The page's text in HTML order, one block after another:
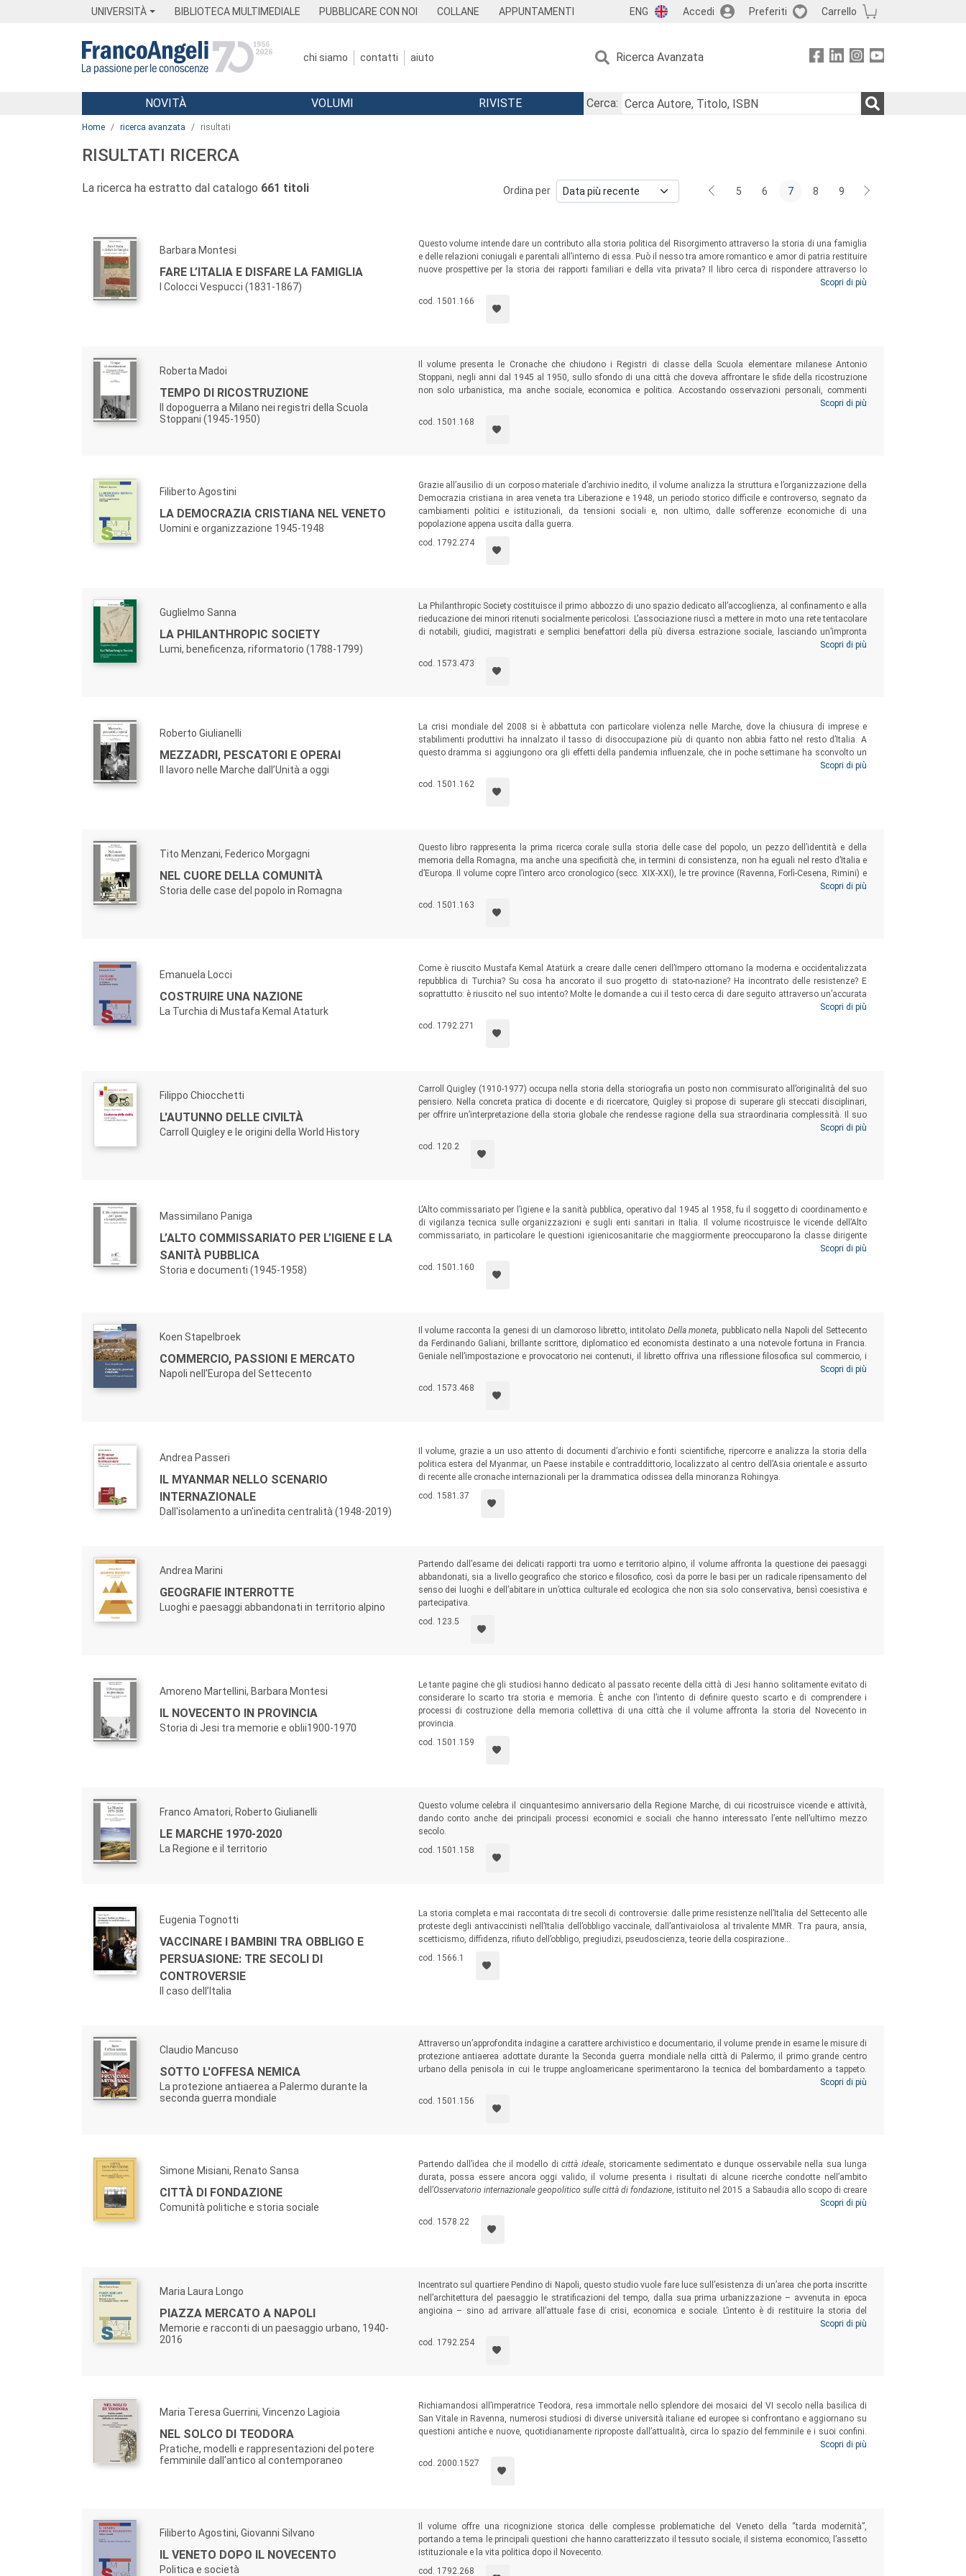
UNIVERSITÀ BIBLIOTECA MULTIMEDIALE PUBBLICARE CON NOI COLLANE APPUNTAMENTI ENG Accedi Preferiti Carrello
chi siamo contatti aiuto Ricerca Avanzata
Menu
NOVITÀ VOLUMI RIVISTE
Cerca:
Home ricerca avanzata risultati
RISULTATI RICERCA
La ricerca ha estratto dal catalogo 661 titoli Ordina per 5 6 7 8 9
Barbara Montesi
FARE L’ITALIA E DISFARE LA FAMIGLIA
I Colocci Vespucci (1831-1867)
Questo volume intende dare un contributo alla storia politica del Risorgimento attraverso la storia di una famiglia
e delle relazioni coniugali e parentali all’interno di essa. Può il nesso tra amore romantico e amor di patria restituire
nuove prospettive per la storia dei rapporti familiari e della vita privata? Il libro cerca di rispondere attraverso lo
studio del ricchissimo archivio Colocci Vespucci, famiglia di cui si ripercorrono le vicende dal 1831 al 1867.Scopri di più
cod. 1501.166
Roberta Madoi
TEMPO DI RICOSTRUZIONE
Il dopoguerra a Milano nei registri della Scuola
Stoppani (1945-1950)
Il volume presenta le Cronache che chiudono i Registri di classe della Scuola elementare milanese Antonio
Stoppani, negli anni dal 1945 al 1950, sullo sfondo di una città che doveva affrontare le sfide della ricostruzione
non solo urbanistica, ma anche sociale, economica e politica. Accostando osservazioni personali, commenti
confidenziali e obiettivi didattici da raggiungere, questi scritti aprono uno spiraglio inedito sulle condizioni di vita
degli allievi e delle loro famiglie in anni cruciali per la storia della nuova Italia democratica.
Scopri di più
cod. 1501.168
Filiberto Agostini
LA DEMOCRAZIA CRISTIANA NEL VENETO
Uomini e organizzazione 1945-1948
Grazie all’ausilio di un corposo materiale d’archivio inedito, il volume analizza la struttura e l’organizzazione della
Democrazia cristiana in area veneta tra Liberazione e 1948, un periodo storico difficile e controverso, segnato da
cambiamenti politici e istituzionali, da tensioni sociali e, non ultimo, dalle sofferenze economiche di una
popolazione appena uscita dalla guerra.
cod. 1792.274
Guglielmo Sanna
LA PHILANTHROPIC SOCIETY
Lumi, beneficenza, riformatorio (1788-1799)
La Philanthropic Society costituisce il primo abbozzo di uno spazio dedicato all’accoglienza, al confinamento e alla
rieducazione dei minori ritenuti socialmente pericolosi. L’associazione riuscì a mettere in moto una rete tentacolare
di notabili, giudici, magistrati e semplici benefattori della più diversa estrazione sociale, lasciando un’impronta
indelebile nel dibattito britannico sette-ottocentesco. I moderni riformatori erano di là da venire, ma una strada
importante cominciava già a essere tracciata.
Scopri di più
cod. 1573.473
Roberto Giulianelli
MEZZADRI, PESCATORI E OPERAI
Il lavoro nelle Marche dall’Unità a oggi
La crisi mondiale del 2008 si è abbattuta con particolare violenza nelle Marche, dove la chiusura di imprese e
stabilimenti produttivi ha innalzato il tasso di disoccupazione più di quanto non abbia fatto nel resto d’Italia. A
questo dramma si aggiungono ora gli effetti della pandemia influenzale, che in poche settimane ha sconvolto un
assetto già precario, con previsioni ben peggiori per i mesi a venire. Un motivo per riflettere sulla lunga strada
percorsa dal lavoro nelle Marche a partire dall’Unità.
Scopri di più
cod. 1501.162
Tito Menzani, Federico Morgagni
NEL CUORE DELLA COMUNITÀ
Storia delle case del popolo in Romagna
Questo libro rappresenta la prima ricerca corale sulla storia delle case del popolo, un pezzo dell’identità e della
memoria della Romagna, ma anche una specificità che, in termini di consistenza, non ha eguali nel resto d’Italia e
d’Europa. Il volume copre l’intero arco cronologico (secc. XIX-XXI), le tre province (Ravenna, Forlì-Cesena, Rimini) e
soprattutto tutte le culture politiche (comunista, socialista, repubblicana, e in misura minore cattolica e anarchica)
che hanno contribuito alla fioritura di questi luoghi di aggregazione.
Scopri di più
cod. 1501.163
Emanuela Locci
COSTRUIRE UNA NAZIONE
La Turchia di Mustafa Kemal Ataturk
Come è riuscito Mustafa Kemal Atatürk a creare dalle ceneri dell’Impero ottomano la moderna e occidentalizzata
repubblica di Turchia? Su cosa ha ancorato il suo progetto di stato-nazione? Ha incontrato delle resistenze? E
soprattutto: è riuscito nel suo intento? Molte le domande a cui il testo cerca di dare seguito attraverso un’accurata
indagine storica, che mette in evidenza la controversa figura di Atatürk – il padre della patria per alcuni, un despota
secondo altri –, la cui biografia politica fa da dorsale al volume.
Scopri di più
cod. 1792.271
Filippo Chiocchetti
L'AUTUNNO DELLE CIVILTÀ
Carroll Quigley e le origini della World History
Carroll Quigley (1910-1977) occupa nella storia della storiografia un posto non commisurato all’originalità del suo
pensiero. Nella concreta pratica di docente e di ricercatore, Quigley si propose di superare gli steccati disciplinari,
per offrire un’interpretazione della storia globale che rendesse ragione della sua straordinaria complessità. Il suo
racconto della storia globale, dominata dal capitalismo finanziario a cavallo tra Otto e Novecento, apre degli
squarci sulla nostra contemporaneità che Quigley ci invita a leggere con le sue feconde categorie interpretative.
Scopri di più
cod. 120.2
Massimilano Paniga
L’ALTO COMMISSARIATO PER L’IGIENE E LA
SANITÀ PUBBLICA
Storia e documenti (1945-1958)
L’Alto commissariato per l’igiene e la sanità pubblica, operativo dal 1945 al 1958, fu il soggetto di coordinamento e
di vigilanza tecnica sulle organizzazioni e sugli enti sanitari in Italia. Il volume ricostruisce le vicende dell’Alto
commissariato, in particolare le questioni igienicosanitarie che maggiormente preoccuparono la classe dirigente
italiana, e presenta una raccolta dei principali documenti relativi all’Acis, dalla legge istitutiva al decreto di
affidamento delle specifiche competenze, dalle disposizioni per i malati di tubercolosi alla proposta di legge poi
sfociata nella formazione del Ministero della Sanità.
Scopri di più
cod. 1501.160
Koen Stapelbroek
COMMERCIO, PASSIONI E MERCATO
Napoli nell'Europa del Settecento
Il volume racconta la genesi di un clamoroso libretto, intitolato Della moneta, pubblicato nella Napoli del Settecento
da Ferdinando Galiani, brillante scrittore, diplomatico ed economista destinato a una notevole fortuna in Francia.
Geniale nell’impostazione e provocatorio nei contenuti, il libretto offriva una riflessione filosofica sul commercio, i
suoi sviluppi e l’eco internazionale, spiegando come le ragioni di questa fortuna vadano rintracciate nell’idea che
l’uso della moneta e persino la sua svalutazione fossero di per sé non solo naturali ma persino morali.
Scopri di più
cod. 1573.468
Andrea Passeri
IL MYANMAR NELLO SCENARIO
INTERNAZIONALE
Dall'isolamento a un'inedita centralità (1948-2019)
Il volume, grazie a un uso attento di documenti d’archivio e fonti scientifiche, ripercorre e analizza la storia della
politica estera del Myanmar, un Paese instabile e contraddittorio, localizzato al centro dell’Asia orientale e assurto
di recente alle cronache internazionali per la drammatica odissea della minoranza Rohingya.
cod. 1581.37
Andrea Marini
GEOGRAFIE INTERROTTE
Luoghi e paesaggi abbandonati in territorio alpino
Partendo dall’esame dei delicati rapporti tra uomo e territorio alpino, il volume affronta la questione dei paesaggi
abbandonati, sia a livello geografico che storico e filosofico, così da porre le basi per un radicale ripensamento del
senso dei luoghi e dell’abitare in un’ottica culturale ed ecologica che non sia solo conservativa, bensì coesistiva e
partecipativa.
cod. 123.5
Amoreno Martellini, Barbara Montesi
IL NOVECENTO IN PROVINCIA
Storia di Jesi tra memorie e oblii1900-1970
Le tante pagine che gli studiosi hanno dedicato al passato recente della città di Jesi hanno solitamente evitato di
considerare lo scarto tra storia e memoria. È anche con l’intento di definire questo scarto e di comprendere i
processi di costruzione della memoria collettiva di una città che il volume affronta la storia del Novecento in
provincia.
cod. 1501.159
Franco Amatori, Roberto Giulianelli
LE MARCHE 1970-2020
La Regione e il territorio
Questo volume celebra il cinquantesimo anniversario della Regione Marche, di cui ricostruisce vicende e attività,
dando conto anche dei principali processi economici e sociali che hanno interessato l’ente nell’ultimo mezzo
secolo.
cod. 1501.158
Eugenia Tognotti
VACCINARE I BAMBINI TRA OBBLIGO E
PERSUASIONE: TRE SECOLI DI
CONTROVERSIE
Il caso dell’Italia
La storia completa e mai raccontata di tre secoli di controversie: dalle prime resistenze nell’Italia del Settecento alle
proteste degli antivaccinisti nell’Italia dell’obbligo vaccinale, dall’antivaiolosa al trivalente MMR. Tra paura, ansia,
scetticismo, diffidenza, rifiuto dell’obbligo, pregiudizi, pseudoscienza, teorie della cospirazione…
cod. 1566.1
Claudio Mancuso
SOTTO L'OFFESA NEMICA
La protezione antiaerea a Palermo durante la
seconda guerra mondiale
Attraverso un’approfondita indagine a carattere archivistico e documentario, il volume prende in esame le misure di
protezione antiaerea adottate durante la Seconda guerra mondiale nella città di Palermo, il primo grande centro
urbano della penisola in cui le truppe angloamericane sperimentarono la tecnica del bombardamento a tappeto.
L’inedita ricostruzione dello scenario bellico palermitano consente alla storiografia di riflettere sullo scarto
esistente, nel totalitarismo fascista, tra l’emanazione dei provvedimenti legislativi da parte dell’autorità centrale e
l’effettiva attuazione di tali misure su base locale.
Scopri di più
cod. 1501.156
Simone Misiani, Renato Sansa
CITTÀ DI FONDAZIONE
Comunità politiche e storia sociale
Partendo dall’idea che il modello dicittà ideale, storicamente sedimentato e dunque osservabile nella sua lunga
durata, possa essere ancora oggi valido, il volume presenta i risultati di alcune ricerche condotte nell’ambito
dell’Osservatorio internazionale geopolitico sulle città di fondazione, istituito nel 2015 a Sabaudia allo scopo di creare
una rete di studiosi interessati ad approfondire le cause della nascita e del fallimento delle comunità politiche in
una prospettiva diacronica e policentrica di
Scopri di più
cod. 1578.22
Maria Laura Longo
PIAZZA MERCATO A NAPOLI
Memorie e racconti di un paesaggio urbano, 1940-
2016
Incentrato sul quartiere Pendino di Napoli, questo studio vuole fare luce sull’esistenza di un’area che porta inscritte
nell’architettura del paesaggio le stratificazioni del tempo, dalla sua prima urbanizzazione – avvenuta in epoca
angioina – sino ad arrivare all’attuale fase di crisi, economica e sociale. L’intento è di restituire la storia del
quartiere attraverso la memoria orale, affidando la narrazione alla voce delle persone che lo abitano e lo hanno
abitato.
Scopri di più
cod. 1792.254
Maria Teresa Guerrini, Vincenzo Lagioia
NEL SOLCO DI TEODORA
Pratiche, modelli e rappresentazioni del potere
femminile dall'antico al contemporaneo
Richiamandosi all’imperatrice Teodora, resa immortale nello splendore dei mosaici del VI secolo nella basilica di
San Vitale in Ravenna, numerosi studiosi di diverse università italiane ed europee si confrontano e aggiornano su
questioni antiche e nuove, quotidianamente riproposte dall’attualità, circa lo spazio del femminile e i suoi confini.
Una nuova formulazione del tema della sovranità femminile, ridefinito in chiave interdisciplinare e nel tempo lungo,
dall’antichità classica al medioevo, dall’ascesa sociale in età moderna alle esperienze antifasciste del Novecento.
Scopri di più
cod. 2000.1527
Filiberto Agostini, Giovanni Silvano
IL VENETO DOPO IL NOVECENTO
Politica e società
Il volume offre una ricognizione storica delle complesse problematiche del Veneto della “tarda modernità”,
portando a tema le principali questioni che hanno caratterizzato il tessuto sociale, il sistema economico, l’assetto
istituzionale e la vita politica dopo il Novecento.
cod. 1792.268